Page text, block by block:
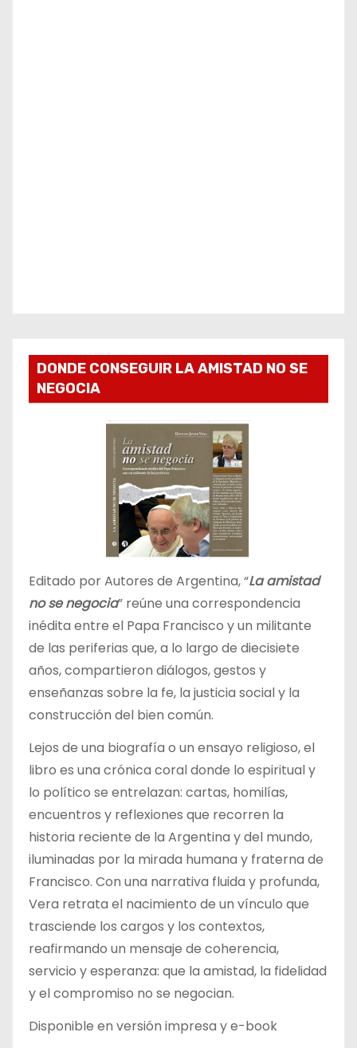
DONDE CONSEGUIR LA AMISTAD NO SE
NEGOCIA
Editado por Autores de Argentina, “La amistad
no se negocia” reúne una correspondencia
inédita entre el Papa Francisco y un militante
de las periferias que, a lo largo de diecisiete
años, compartieron diálogos, gestos y
enseñanzas sobre la fe, la justicia social y la
construcción del bien común.
Lejos de una biografía o un ensayo religioso, el
libro es una crónica coral donde lo espiritual y
lo político se entrelazan: cartas, homilías,
encuentros y reflexiones que recorren la
historia reciente de la Argentina y del mundo,
iluminadas por la mirada humana y fraterna de
Francisco. Con una narrativa fluida y profunda,
Vera retrata el nacimiento de un vínculo que
trasciende los cargos y los contextos,
reafirmando un mensaje de coherencia,
servicio y esperanza: que la amistad, la fidelidad
y el compromiso no se negocian.
Disponible en versión impresa y e-book